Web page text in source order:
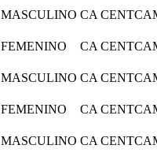
MASCULINO CA
FEMENINO CA
MASCULINO CA
FEMENINO CA
MASCULINO CA